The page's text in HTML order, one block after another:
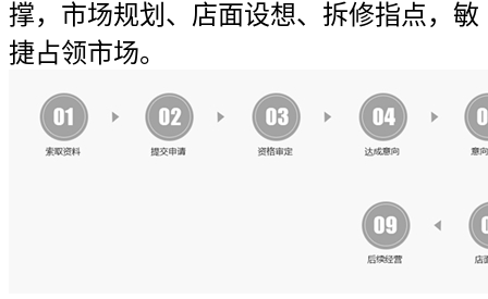
撑，市场规划、店面设想、拆修指点，敏
捷占领市场。